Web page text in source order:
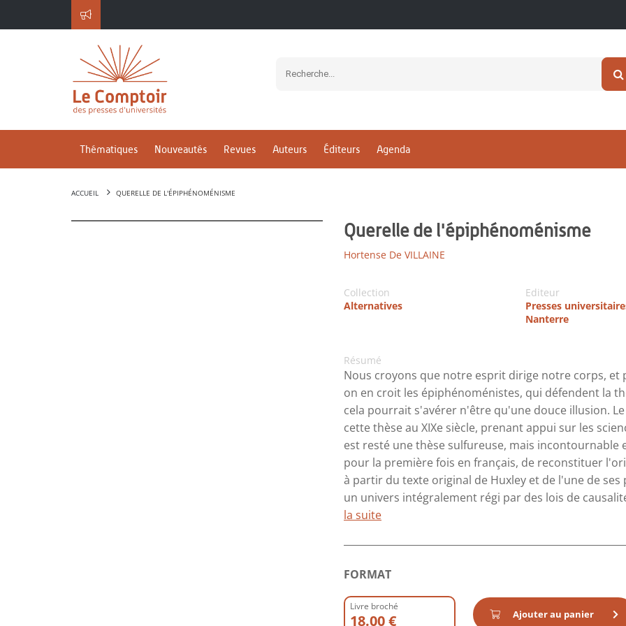
Thématiques Nouveautés Revues Auteurs Éditeurs Agenda
ACCUEIL QUERELLE DE L'ÉPIPHÉNOMÉNISME
Querelle de l'épiphénoménisme
Hortense De VILLAINE
Collection
Alternatives
Editeur
Presses
Nanterre
Résumé
Nous croyons que notre esprit dirige notre corps, et
on en croit les épiphénoménistes, qui défendent la
cela pourrait s'avérer n'être qu'une douce illusion.
cette thèse au XIXe siècle, prenant appui sur les
est resté une thèse sulfureuse, mais
pour la première fois en français, de reconstituer
à partir du texte original de Huxley et de l'une de
un univers intégralement régi par des lois de
la suite
FORMAT
Livre broché
18.00 € Ajouter au panier